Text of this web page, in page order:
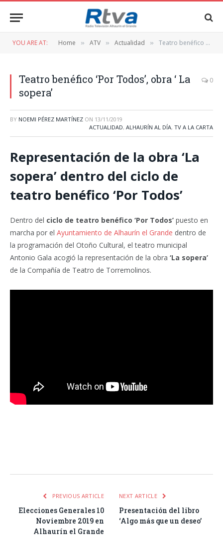
YOU ARE AT: Home » ATV » Actualidad » Teatro benéfico ‘Por Todos’, obra ‘ La sopera’
Teatro benéfico ‘Por Todos’, obra ‘ La
sopera’
0
BY NOEMI PÉREZ MARTÍNEZ ON 13/11/2019
ACTUALIDAD, ALHAURÍN AL DÍA, TV A LA CARTA
Representación de la obra ‘La
sopera’ dentro del ciclo de
teatro benéfico ‘Por Todos’
Dentro del ciclo de teatro benéfico ‘Por Todos’ puesto en
marcha por el Ayuntamiento de Alhaurín el Grande dentro de
la programación del Otoño Cultural, el teatro municipal
Antonio Gala acogió la representación de la obra ‘La sopera’
de la Compañía de Teatro de Torremolinos.
PREVIOUS ARTICLE
Elecciones Generales 10
Noviembre 2019 en
Alhaurín el Grande
NEXT ARTICLE
Presentación del libro
‘Algo más que un deseo’